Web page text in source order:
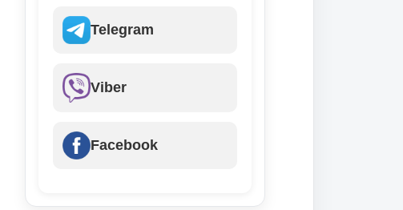
Telegram
Viber
Facebook